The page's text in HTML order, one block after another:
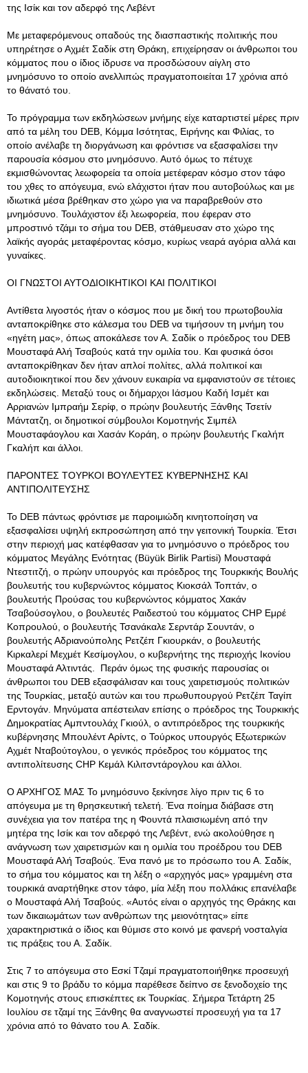
της Ισίκ και τον αδερφό της Λεβέντ
Με μεταφερόμενους οπαδούς της διασπαστικής πολιτικής που
υπηρέτησε ο Αχμέτ Σαδίκ στη Θράκη, επιχείρησαν οι άνθρωποι του
κόμματος που ο ίδιος ίδρυσε να προσδώσουν αίγλη στο
μνημόσυνο το οποίο ανελλιπώς πραγματοποιείται 17 χρόνια από
το θάνατό του.
Το πρόγραμμα των εκδηλώσεων μνήμης είχε καταρτιστεί μέρες πριν
από τα μέλη του DEB, Κόμμα Ισότητας, Ειρήνης και Φιλίας, το
οποίο ανέλαβε τη διοργάνωση και φρόντισε να εξασφαλίσει την
παρουσία κόσμου στο μνημόσυνο. Αυτό όμως το πέτυχε
εκμισθώνοντας λεωφορεία τα οποία μετέφεραν κόσμο στον τάφο
του χθες το απόγευμα, ενώ ελάχιστοι ήταν που αυτοβούλως και με
ιδιωτικά μέσα βρέθηκαν στο χώρο για να παραβρεθούν στο
μνημόσυνο. Τουλάχιστον έξι λεωφορεία, που έφεραν στο
μπροστινό τζάμι το σήμα του DEB, στάθμευσαν στο χώρο της
λαϊκής αγοράς μεταφέροντας κόσμο, κυρίως νεαρά αγόρια αλλά και
γυναίκες.
ΟΙ ΓΝΩΣΤΟΙ ΑΥΤΟΔΙΟΙΚΗΤΙΚΟΙ ΚΑΙ ΠΟΛΙΤΙΚΟΙ
Αντίθετα λιγοστός ήταν ο κόσμος που με δική του πρωτοβουλία
ανταποκρίθηκε στο κάλεσμα του DEB να τιμήσουν τη μνήμη του
«ηγέτη μας», όπως αποκάλεσε τον Α. Σαδίκ ο πρόεδρος του DEB
Μουσταφά Αλή Τσαβούς κατά την ομιλία του. Και φυσικά όσοι
ανταποκρίθηκαν δεν ήταν απλοί πολίτες, αλλά πολιτικοί και
αυτοδιοικητικοί που δεν χάνουν ευκαιρία να εμφανιστούν σε τέτοιες
εκδηλώσεις. Μεταξύ τους οι δήμαρχοι Ιάσμου Καδή Ισμέτ και
Αρριανών Ιμπραήμ Σερίφ, ο πρώην βουλευτής Ξάνθης Τσετίν
Μάντατζη, οι δημοτικοί σύμβουλοι Κομοτηνής Σιμπέλ
Μουσταφάογλου και Χασάν Κοράη, ο πρώην βουλευτής Γκαλήπ
Γκαλήπ και άλλοι.
ΠΑΡΟΝΤΕΣ ΤΟΥΡΚΟΙ ΒΟΥΛΕΥΤΕΣ ΚΥΒΕΡΝΗΣΗΣ ΚΑΙ
ΑΝΤΙΠΟΛΙΤΕΥΣΗΣ
Το DEB πάντως φρόντισε με παροιμιώδη κινητοποίηση να
εξασφαλίσει υψηλή εκπροσώπηση από την γειτονική Τουρκία. Έτσι
στην περιοχή μας κατέφθασαν για το μνημόσυνο ο πρόεδρος του
κόμματος Μεγάλης Ενότητας (Büyük Birlik Partisi) Μουσταφά
Ντεστιτζή, ο πρώην υπουργός και πρόεδρος της Τουρκικής Βουλής
βουλευτής του κυβερνώντος κόμματος Κιοκσάλ Τοπτάν, ο
βουλευτής Προύσας του κυβερνώντος κόμματος Χακάν
Τσαβούσογλου, ο βουλευτές Ραιδεστού του κόμματος CHP Εμρέ
Κοπρουλού, ο βουλευτής Τσανάκαλε Σερντάρ Σουντάν, ο
βουλευτής Αδριανούπολης Ρετζέπ Γκιουρκάν, ο βουλευτής
Κιρκαλερί Μεχμέτ Κεσίμογλου, ο κυβερνήτης της περιοχής Ικονίου
Μουσταφά Αλτιντάς. Περάν όμως της φυσικής παρουσίας οι
άνθρωποι του DEB εξασφάλισαν και τους χαιρετισμούς πολιτικών
της Τουρκίας, μεταξύ αυτών και του πρωθυπουργού Ρετζέπ Ταγίπ
Ερντογάν. Μηνύματα απέστειλαν επίσης ο πρόεδρος της Τουρκικής
Δημοκρατίας Αμπντουλάχ Γκιούλ, ο αντιπρόεδρος της τουρκικής
κυβέρνησης Μπουλέντ Αρίντς, ο Τούρκος υπουργός Εξωτερικών
Αχμέτ Νταβούτογλου, ο γενικός πρόεδρος του κόμματος της
αντιπολίτευσης CHP Κεμάλ Κιλιτσντάρογλου και άλλοι.
Ο ΑΡΧΗΓΟΣ ΜΑΣ Το μνημόσυνο ξεκίνησε λίγο πριν τις 6 το
απόγευμα με τη θρησκευτική τελετή. Ένα ποίημα διάβασε στη
συνέχεια για τον πατέρα της η Φουντά πλαισιωμένη από την
μητέρα της Ισίκ και τον αδερφό της Λεβέντ, ενώ ακολούθησε η
ανάγνωση των χαιρετισμών και η ομιλία του προέδρου του DEB
Μουσταφά Αλή Τσαβούς. Ένα πανό με το πρόσωπο του Α. Σαδίκ,
το σήμα του κόμματος και τη λέξη ο «αρχηγός μας» γραμμένη στα
τουρκικά αναρτήθηκε στον τάφο, μία λέξη που πολλάκις επανέλαβε
ο Μουσταφά Αλή Τσαβούς. «Αυτός είναι ο αρχηγός της Θράκης και
των δικαιωμάτων των ανθρώπων της μειονότητας» είπε
χαρακτηριστικά ο ίδιος και θύμισε στο κοινό με φανερή νοσταλγία
τις πράξεις του Α. Σαδίκ.
Στις 7 το απόγευμα στο Εσκί Τζαμί πραγματοποιήθηκε προσευχή
και στις 9 το βράδυ το κόμμα παρέθεσε δείπνο σε ξενοδοχείο της
Κομοτηνής στους επισκέπτες εκ Τουρκίας. Σήμερα Τετάρτη 25
Ιουλίου σε τζαμί της Ξάνθης θα αναγνωστεί προσευχή για τα 17
χρόνια από το θάνατο του Α. Σαδίκ.